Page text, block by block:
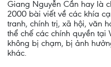
Giang Nguyễn Cần hay là
2000 bài viết về các khía
tranh, chính trị, xã hội, văn
thể chế các chính quyền tại
không bị chạm, bị ảnh
khác.